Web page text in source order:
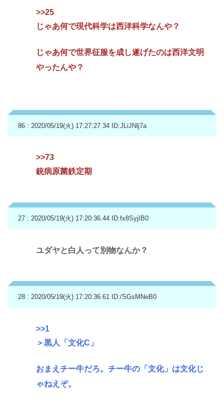
>>25
じゃあ何で現代科学は西洋科学なんや？
じゃあ何で世界征服を成し遂げたのは西洋文明
やったんや？
86 : 2020/05/19(火) 17:27:27.34 ID:JLiJNlj7a
>>73
銃病原菌鉄定期
27 : 2020/05/19(火) 17:20:36.44 ID:fx8SyjIB0
ユダヤと白人って別物なんか？
28 : 2020/05/19(火) 17:20:36.61 ID:/SGsMNeB0
>>1
＞黒人「文化C」
おまえチー牛だろ。チー牛の「文化」は文化じ
ゃねえぞ。